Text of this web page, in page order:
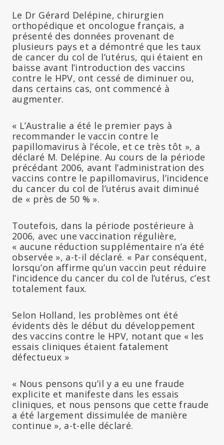
Le Dr Gérard Delépine, chirurgien
orthopédique et oncologue français, a
présenté des données provenant de
plusieurs pays et a démontré que les taux
de cancer du col de l’utérus, qui étaient en
baisse avant l’introduction des vaccins
contre le HPV, ont cessé de diminuer ou,
dans certains cas, ont commencé à
augmenter.
« L’Australie a été le premier pays à
recommander le vaccin contre le
papillomavirus à l’école, et ce très tôt », a
déclaré M. Delépine. Au cours de la période
précédant 2006, avant l’administration des
vaccins contre le papillomavirus, l’incidence
du cancer du col de l’utérus avait diminué
de « près de 50 % ».
Toutefois, dans la période postérieure à
2006, avec une vaccination régulière,
« aucune réduction supplémentaire n’a été
observée », a-t-il déclaré. « Par conséquent,
lorsqu’on affirme qu’un vaccin peut réduire
l’incidence du cancer du col de l’utérus, c’est
totalement faux.
Selon Holland, les problèmes ont été
évidents dès le début du développement
des vaccins contre le HPV, notant que « les
essais cliniques étaient fatalement
défectueux »
« Nous pensons qu’il y a eu une fraude
explicite et manifeste dans les essais
cliniques, et nous pensons que cette fraude
a été largement dissimulée de manière
continue », a-t-elle déclaré.